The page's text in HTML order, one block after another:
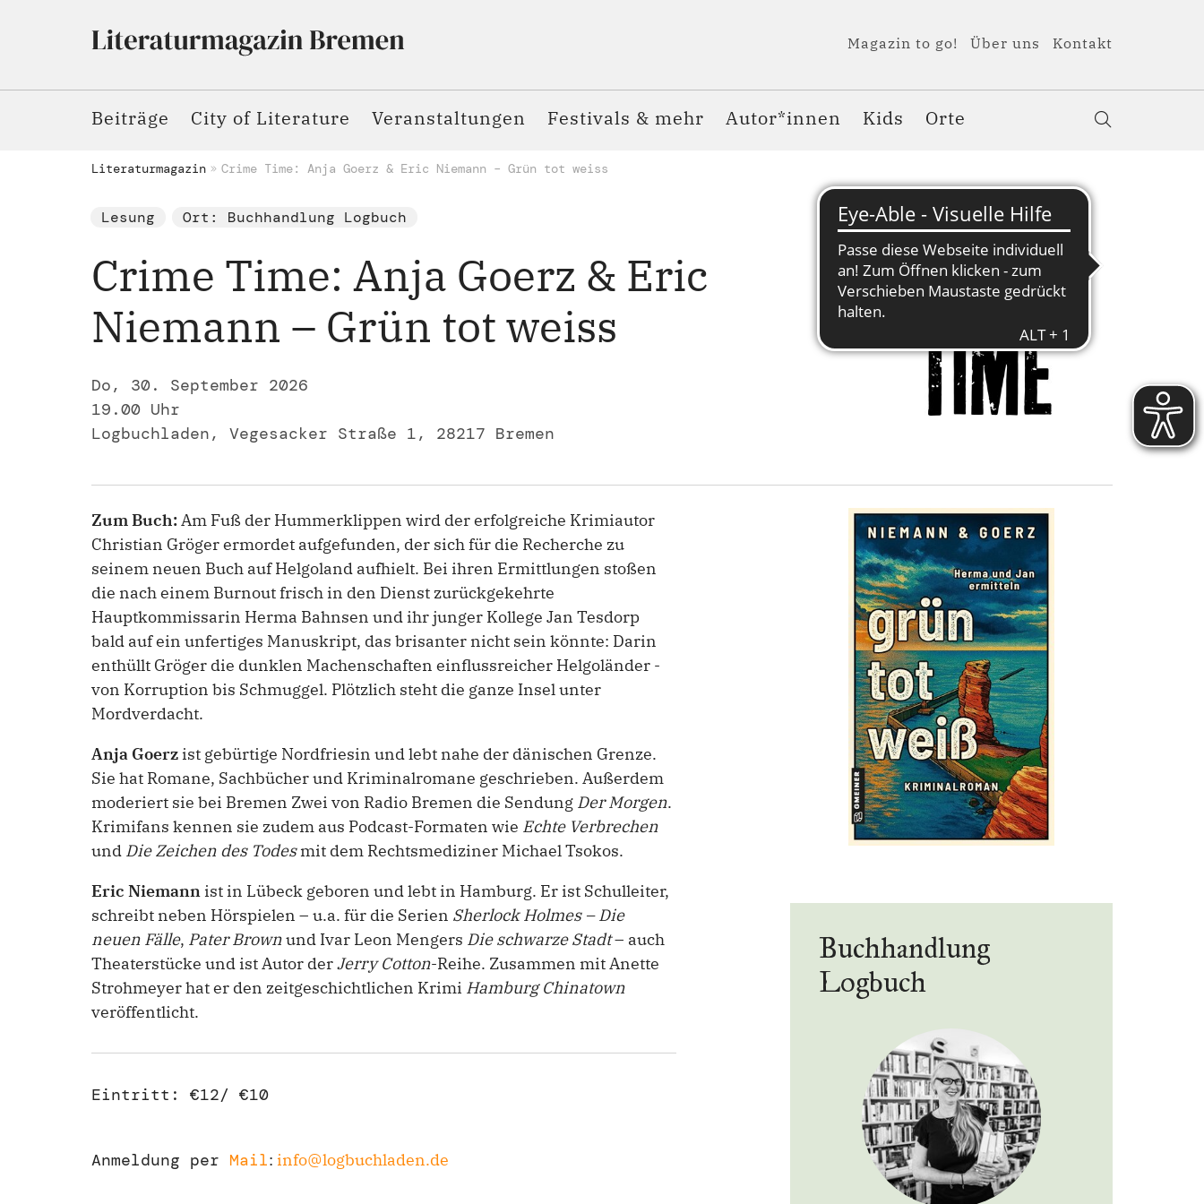
Magazin to go! Über uns Kontakt
Beiträge City of Literature Veranstaltungen Festivals & mehr Autor*innen Kids Orte
Literaturmagazin Crime Time: Anja Goerz & Eric Niemann – Grün tot weiss
Lesung Ort: Buchhandlung Logbuch
Crime Time: Anja Goerz & Eric
Niemann – Grün tot weiss
Do, 30. September 2026
19.00 Uhr
Logbuchladen, Vegesacker Straße 1, 28217 Bremen
Zum Buch:Am Fuß der Hummerklippen wird der erfolgreiche Krimiautor
Christian Gröger ermordet aufgefunden, der sich für die Recherche zu
seinem neuen Buch auf Helgoland aufhielt. Bei ihren Ermittlungen stoßen
die nach einem Burnout frisch in den Dienst zurückgekehrte
Hauptkommissarin Herma Bahnsen und ihr junger Kollege Jan Tesdorp
bald auf ein unfertiges Manuskript, das brisanter nicht sein könnte: Darin
enthüllt Gröger die dunklen Machenschaften einflussreicher Helgoländer -
von Korruption bis Schmuggel. Plötzlich steht die ganze Insel unter
Mordverdacht.
Anja Goerz ist gebürtige Nordfriesin und lebt nahe der dänischen Grenze.
Sie hat Romane, Sachbücher und Kriminalromane geschrieben. Außerdem
moderiert sie bei Bremen Zwei von Radio Bremen die Sendung Der Morgen.
Krimifans kennen sie zudem aus Podcast-Formaten wie Echte Verbrechen
und Die Zeichen des Todesmit dem Rechtsmediziner Michael Tsokos.
Eric Niemann ist in Lübeck geboren und lebt in Hamburg. Er ist Schulleiter,
schreibt neben Hörspielen – u.a. für die Serien Sherlock Holmes – Die
neuen Fälle, Pater Brownund Ivar Leon Mengers Die schwarze Stadt– auch
Theaterstücke und ist Autor derJerry Cotton-Reihe. Zusammen mit Anette
Strohmeyer hat er den zeitgeschichtlichen Krimi Hamburg Chinatown
veröffentlicht.
Eintritt: €12/ €10
Anmeldung per Mail: info@logbuchladen.de
Buchhandlung
Logbuch